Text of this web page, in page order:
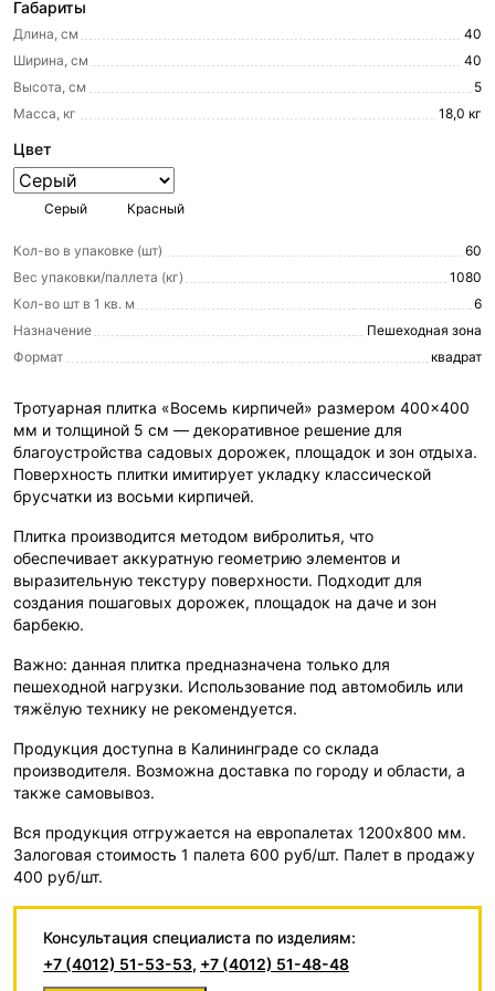
Габариты
Длина, см
40
Ширина, см
40
Высота, см
5
Масса, кг
18,0 кг
Цвет
Серый Красный
Кол-во в упаковке (шт)
60
Вес упаковки/паллета (кг)
1080
Кол-во шт в 1 кв. м
6
Назначение
Пешеходная зона
Формат
квадрат
Тротуарная плитка «Восемь кирпичей» размером 400×400
мм и толщиной 5 см — декоративное решение для
благоустройства садовых дорожек, площадок и зон отдыха.
Поверхность плитки имитирует укладку классической
брусчатки из восьми кирпичей.
Плитка производится методом вибролитья, что
обеспечивает аккуратную геометрию элементов и
выразительную текстуру поверхности. Подходит для
создания пошаговых дорожек, площадок на даче и зон
барбекю.
Важно: данная плитка предназначена только для
пешеходной нагрузки. Использование под автомобиль или
тяжёлую технику не рекомендуется.
Продукция доступна в Калининграде со склада
производителя. Возможна доставка по городу и области, а
также самовывоз.
Вся продукция отгружается на европалетах 1200х800 мм.
Залоговая стоимость 1 палета 600 руб/шт. Палет в продажу
400 руб/шт.
Консультация специалиста по изделиям:
+7 (4012) 51-53-53, +7 (4012) 51-48-48